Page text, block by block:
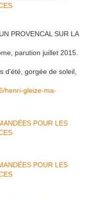
PROVENCAL SUR LA
parution juillet 2015.
d'été, gorgée de soleil,
henri-gleize-ma-